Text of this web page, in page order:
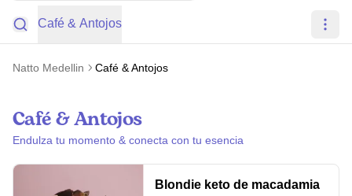
Café & Antojos
Natto Medellin Café & Antojos
Café & Antojos
Endulza tu momento & conecta con tu esencia
Blondie keto de macadamia